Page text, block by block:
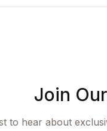
Join
to hear about